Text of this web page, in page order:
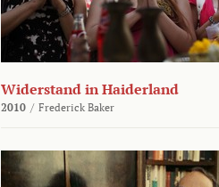
Widerstand in Haiderland
2010 / Frederick Baker